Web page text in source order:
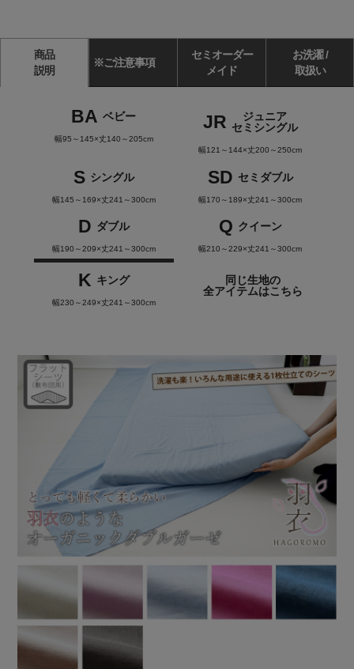
商品
説明
※ご注意事項
セミオーダー
メイド
お洗濯 /
取扱い
BA ベビー
幅95～145×丈140～205cm
JR
ジュニア
セミシングル
幅121～144×丈200～250cm
S シングル
幅145～169×丈241～300cm
SD セミダブル
幅170～189×丈241～300cm
D ダブル
幅190～209×丈241～300cm
Q クイーン
幅210～229×丈241～300cm
K キング
幅230～249×丈241～300cm
同じ生地の
全アイテムはこちら